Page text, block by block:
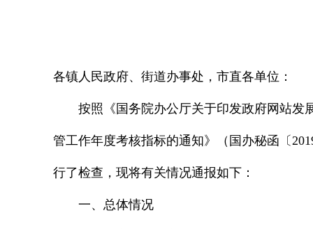
各镇人民政府、街道办事处，市直各单位：
按照《国务院办公厅关于印发政府网站发
管工作年度考核指标的通知》（国办秘函〔
行了检查，现将有关情况通报如下：
一、总体情况